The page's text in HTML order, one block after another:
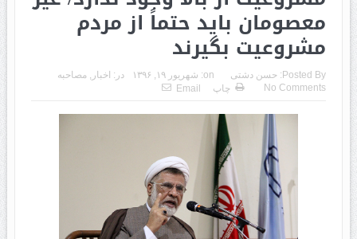
معصومان باید حتماً از مردم
مشروعیت بگیرند
Posted By: حسن دشتی on: شهریور ۱۹, ۱۳۹۶ در: اخبار , مصاحبه
No Comments
چاپ Email